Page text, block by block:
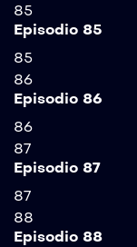
85
Episodio 85
85
86
Episodio 86
86
87
Episodio 87
87
88
Episodio 88